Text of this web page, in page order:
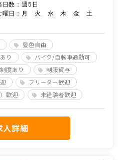
数：週5日
曜日：月 火 水 木 金 土
髪色自由
り
バイク/自転車通勤可
度あり
制服貸与
フリーター歓迎
歓迎
未経験者歓迎
人詳細